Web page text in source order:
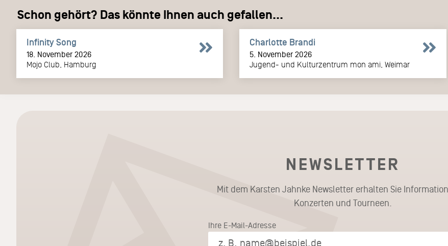
Schon gehört? Das könnte Ihnen auch gefallen...
Infinity Song
18. November 2026
Mojo Club, Hamburg
Charlotte Brandi
5. November 2026
Jugend- und Kulturzentrum mon ami, Weimar
NEWSLETTER
Mit dem Karsten Jahnke Newsletter erhalten Sie
Konzerten und Tourneen.
Ihre E-Mail-Adresse